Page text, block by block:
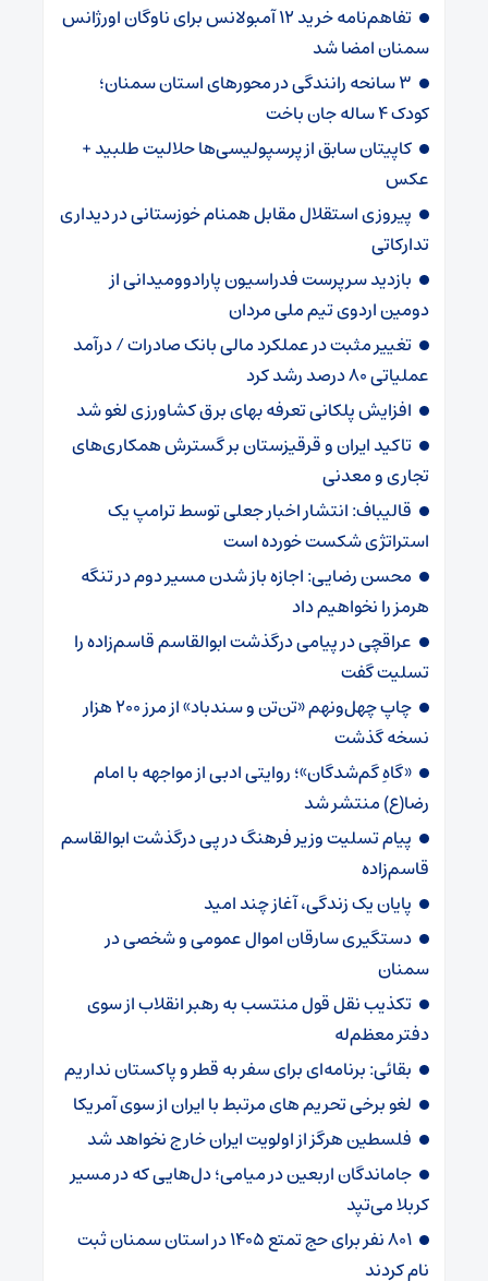
تفاهم‌نامه خرید ۱۲ آمبولانس برای ناوگان اورژانس
سمنان امضا شد
۳ سانحه رانندگی در محورهای استان سمنان؛
کودک ۴ ساله جان باخت
کاپیتان سابق از پرسپولیسی‌ها حلالیت طلبید +
عکس
پیروزی استقلال مقابل همنام خوزستانی در دیداری
تدارکاتی
بازدید سرپرست فدراسیون پارادوومیدانی از
دومین اردوی تیم ملی مردان
تغییر مثبت در عملکرد مالی بانک صادرات / درآمد
عملیاتی ۸۰ درصد رشد کرد
افزایش پلکانی تعرفه بهای برق کشاورزی لغو شد
تاکید ایران و قرقیزستان بر گسترش همکاری‌های
تجاری و معدنی
قالیباف: انتشار اخبار جعلی توسط ترامپ یک
استراتژی شکست خورده است
محسن رضایی: اجازه باز شدن مسیر دوم در تنگه
هرمز را نخواهیم داد
عراقچی در پیامی درگذشت ابوالقاسم قاسم‌زاده را
تسلیت گفت
چاپ چهل‌ونهم «تن‌تن و سندباد» از مرز ۲۰۰ هزار
نسخه گذشت
«گاهِ گم‌شدگان»؛ روایتی ادبی از مواجهه با امام
رضا(ع) منتشر شد
پیام تسلیت وزیر فرهنگ در پی درگذشت ابوالقاسم
قاسم‌زاده
پایان یک زندگی، آغاز چند امید
دستگیری سارقان اموال عمومی و شخصی در
سمنان
تکذیب نقل قول منتسب به رهبر انقلاب از سوی
دفتر معظم‌له
بقائی: برنامه‌ای برای سفر به قطر و پاکستان نداریم
لغو برخی تحریم های مرتبط با ایران از سوی آمریکا
فلسطین هرگز از اولویت ایران خارج نخواهد شد
جاماندگان اربعین در میامی؛ دل‌هایی که در مسیر
کربلا می‌تپد
۸۰۱ نفر برای حج تمتع ۱۴۰۵ در استان سمنان ثبت
نام کردند